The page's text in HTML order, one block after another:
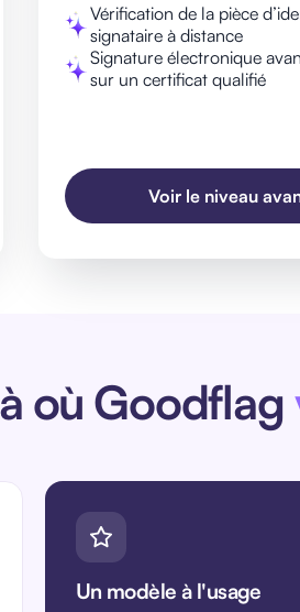
Vérification de la pièce
signataire à distance
Signature électronique
sur un certificat qualifié
Voir le niveau
où Goodflag
Un modèle à l'usage